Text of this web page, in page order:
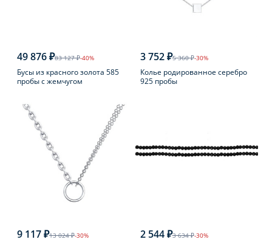
49 876 ₽83 127 ₽-40%
Бусы из красного золота 585
пробы с жемчугом
3 752 ₽5 360 ₽-30%
Колье родированное серебро
925 пробы
9 117 ₽13 024 ₽-30% 2 544 ₽3 634 ₽-30%